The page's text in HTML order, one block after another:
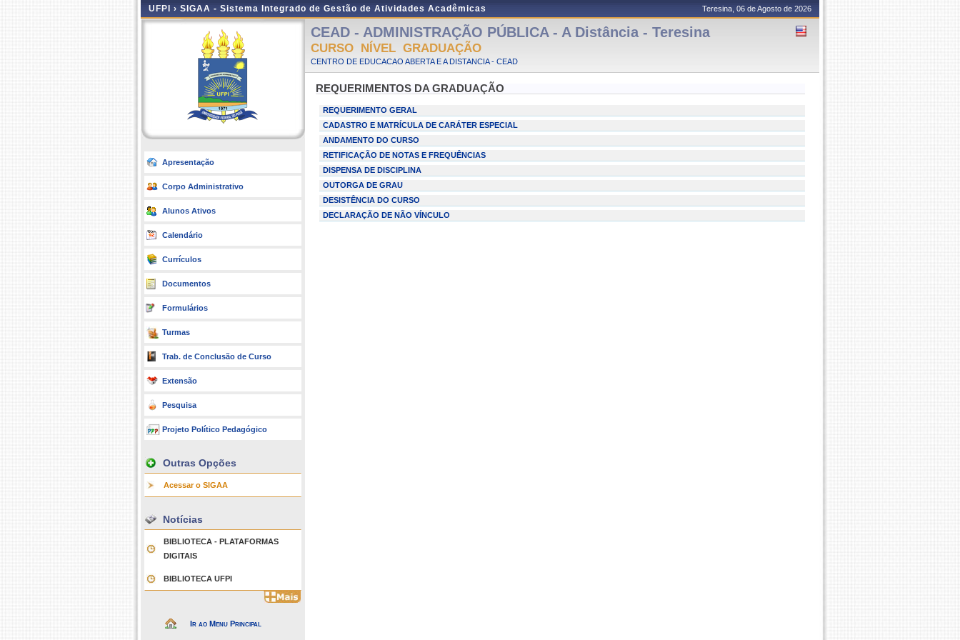
UFPI › SIGAA - Sistema Integrado de Gestão de Atividades Acadêmicas Teresina, 06 de Agosto de 2026
Apresentação
Corpo Administrativo
Alunos Ativos
Calendário
Currículos
Documentos
Formulários
Turmas
Trab. de Conclusão de Curso
Extensão
Pesquisa
Projeto Político Pedagógico
Outras Opções
Acessar o SIGAA
Notícias
BIBLIOTECA - PLATAFORMAS
DIGITAIS
BIBLIOTECA UFPI
Ir ao Menu Principal
CEAD - ADMINISTRAÇÃO PÚBLICA - A Distância - Teresina
CURSO NÍVEL GRADUAÇÃO
CENTRO DE EDUCACAO ABERTA E A DISTANCIA - CEAD
REQUERIMENTOS DA GRADUAÇÃO
REQUERIMENTO GERAL
CADASTRO E MATRÍCULA DE CARÁTER ESPECIAL
ANDAMENTO DO CURSO
RETIFICAÇÃO DE NOTAS E FREQUÊNCIAS
DISPENSA DE DISCIPLINA
OUTORGA DE GRAU
DESISTÊNCIA DO CURSO
DECLARAÇÃO DE NÃO VÍNCULO